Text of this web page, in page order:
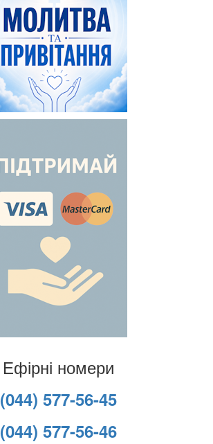
Ефірні номери
(044) 577-56-45
(044) 577-56-46